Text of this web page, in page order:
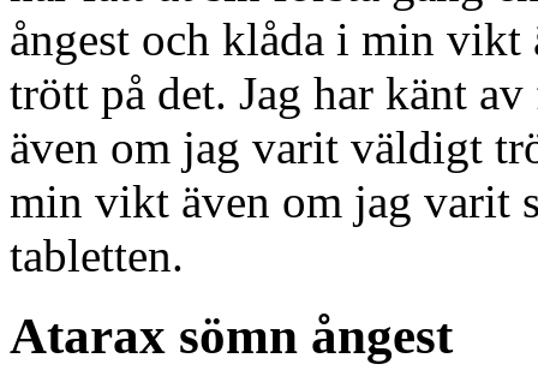
ångest och klåda i min
trött på det. Jag har känt
även om jag varit väldigt
min vikt även om jag varit
tabletten.
Atarax sömn ångest